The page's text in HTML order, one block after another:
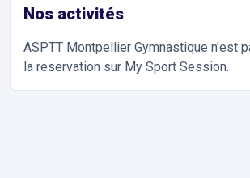
Nos activités
ASPTT Montpellier Gymnastique n'est
la reservation sur My Sport Session.